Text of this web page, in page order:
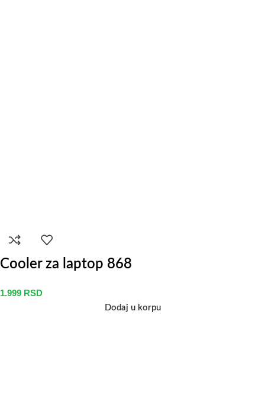
Cooler za laptop 868
1.999 RSD
Dodaj u korpu